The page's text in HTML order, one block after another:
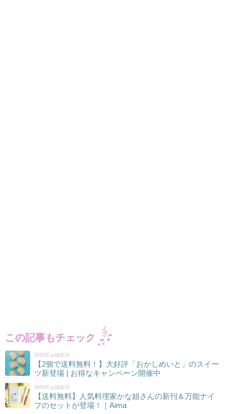
この記事もチェック
朝時間.jp編集部
【2個で送料無料！】大好評「おかしめいと」のスイー
ツ新登場 | お得なキャンペーン開催中
朝時間.jp編集部
【送料無料】人気料理家かな姐さんの新刊＆万能ナイ
フのセットが登場！｜Aima